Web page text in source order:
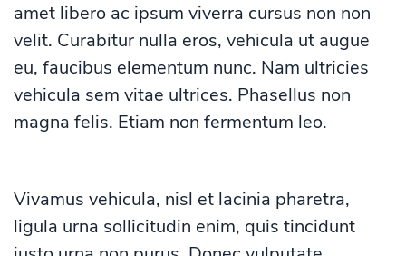
amet libero ac ipsum viverra cursus non non
velit. Curabitur nulla eros, vehicula ut augue
eu, faucibus elementum nunc. Nam ultricies
vehicula sem vitae ultrices. Phasellus non
magna felis. Etiam non fermentum leo.
Vivamus vehicula, nisl et lacinia pharetra,
ligula urna sollicitudin enim, quis tincidunt